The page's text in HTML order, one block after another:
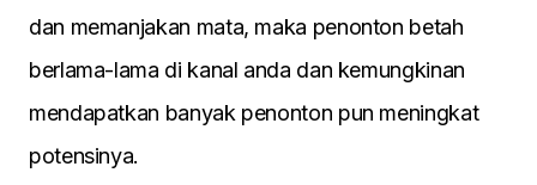
dan memanjakan mata, maka penonton betah
berlama-lama di kanal anda dan kemungkinan
mendapatkan banyak penonton pun meningkat
potensinya.